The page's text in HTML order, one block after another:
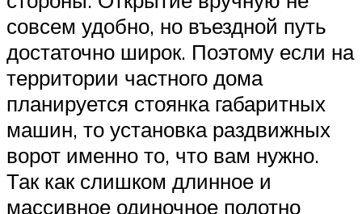
совсем удобно, но въездной путь
достаточно широк. Поэтому если на
территории частного дома
планируется стоянка габаритных
машин, то установка раздвижных
ворот именно то, что вам нужно.
Так как слишком длинное и
массивное одиночное полотно